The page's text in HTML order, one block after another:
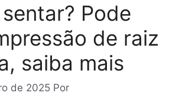
Pode
de raiz
saiba mais
de 2025 Por